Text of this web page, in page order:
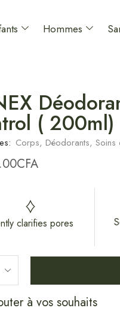
Hommes
( 200ml)
Corps, Déodorants, Soins
CFA
clarifies pores
à vos souhaits